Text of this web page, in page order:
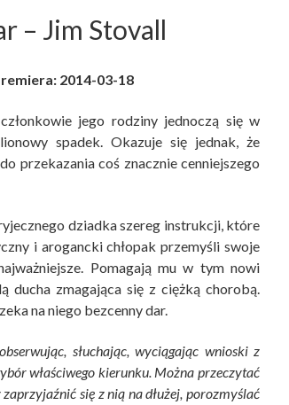
– Jim Stovall
2014-03-18
jego rodziny jednoczą się w
spadek. Okazuje się jednak, że
przekazania coś znacznie cenniejszego
dziadka szereg instrukcji, które
i arogancki chłopak przemyśli swoje
Pomagają mu w tym nowi
ducha zmagająca się z ciężką chorobą.
na niego bezcenny dar.
słuchając, wyciągając wnioski z
właściwego kierunku. Można przeczytać
się z nią na dłużej, porozmyślać